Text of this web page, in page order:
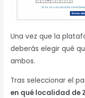
Una vez que la
deberás elegir qué
ambos.
Tras seleccionar el
en qué localidad de